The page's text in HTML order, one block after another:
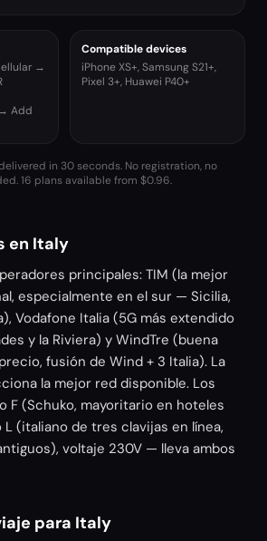
→
Add
Compatible devices
iPhone XS+, Samsung S21+,
Pixel 3+, Huawei P40+
in 30 seconds. No registration, no
16 plans available from $0.96.
en Italy
principales: TIM (la mejor
especialmente en el sur — Sicilia,
Vodafone Italia (5G más extendido
y la Riviera) y WindTre (buena
fusión de Wind + 3 Italia). La
la mejor red disponible. Los
F (Schuko, mayoritario en hoteles
(italiano de tres clavijas en línea,
voltaje 230V — lleva ambos
para Italy